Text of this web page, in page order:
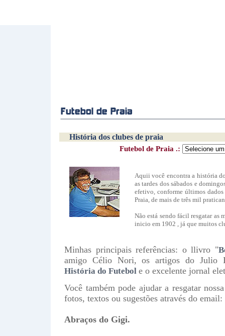
História dos clubes de praia
Futebol de Praia .:
Aquii você encontra a história
as tardes dos sábados e
efetivo, conforme últimos dados
Praia, de mais de três mil
Não está sendo fácil resgatar as
inicio em 1902 , já que muitos
Minhas principais referências: o llivro "
amigo Célio Nori, os artigos do Julio
História do Futebol e o excelente jornal
Você também pode ajudar a resgatar
fotos, textos ou sugestões através do email:
Abraços do Gigi.